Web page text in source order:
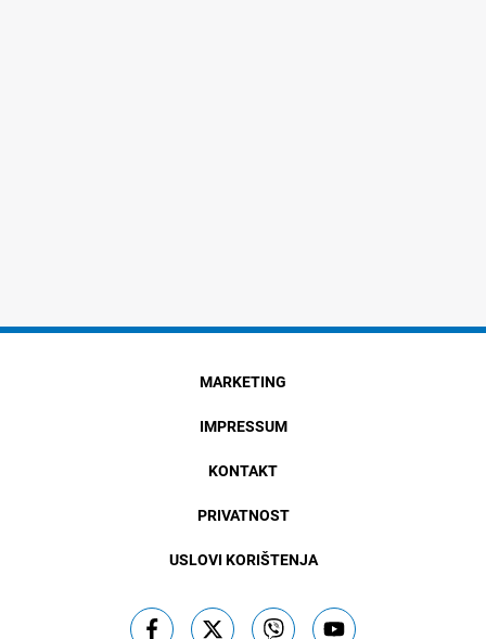
MARKETING
IMPRESSUM
KONTAKT
PRIVATNOST
USLOVI KORIŠTENJA